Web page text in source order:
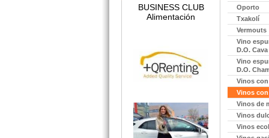
BUSINESS CLUB
Alimentación
Oporto
Txakolí
Vermouts
Vino
D.O. Cava
Vino
D.O.
Vinos con
Vinos con
Vinos de
Vinos
Vinos